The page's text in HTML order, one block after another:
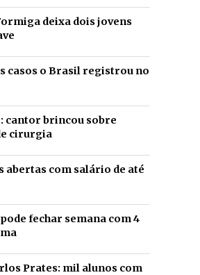
deixa dois jovens
casos o Brasil registrou no
cantor brincou sobre
cirurgia
abertas com salário de até
fechar semana com 4
Prates: mil alunos com